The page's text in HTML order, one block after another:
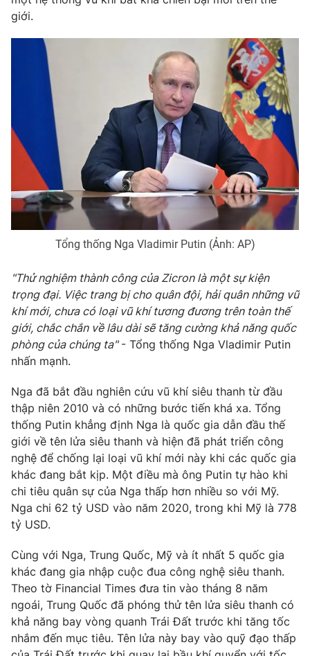
giới.
Tổng thống Nga Vladimir Putin (Ảnh: AP)
"Thử nghiệm thành công của Zicron là một sự kiện
trọng đại. Việc trang bị cho quân đội, hải quân những vũ
khí mới, chưa có loại vũ khí tương đương trên toàn thế
giới, chắc chắn về lâu dài sẽ tăng cường khả năng quốc
phòng của chúng ta"- Tổng thống Nga Vladimir Putin
nhấn mạnh.
Nga đã bắt đầu nghiên cứu vũ khí siêu thanh từ đầu
thập niên 2010 và có những bước tiến khá xa. Tổng
thống Putin khẳng định Nga là quốc gia dẫn đầu thế
giới về tên lửa siêu thanh và hiện đã phát triển công
nghệ để chống lại loại vũ khí mới này khi các quốc gia
khác đang bắt kịp. Một điều mà ông Putin tự hào khi
chi tiêu quân sự của Nga thấp hơn nhiều so với Mỹ.
Nga chi 62 tỷ USD vào năm 2020, trong khi Mỹ là 778
tỷ USD.
Cùng với Nga, Trung Quốc, Mỹ và ít nhất 5 quốc gia
khác đang gia nhập cuộc đua công nghệ siêu thanh.
Theo tờ Financial Times đưa tin vào tháng 8 năm
ngoái, Trung Quốc đã phóng thử tên lửa siêu thanh có
khả năng bay vòng quanh Trái Đất trước khi tăng tốc
nhắm đến mục tiêu. Tên lửa này bay vào quỹ đạo thấp